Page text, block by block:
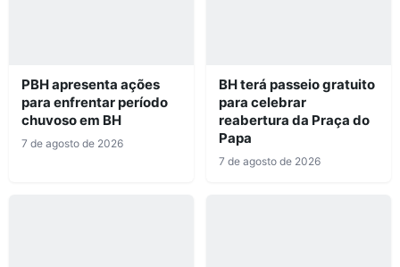
PBH apresenta ações
para enfrentar período
chuvoso em BH
7 de agosto de 2026
BH terá passeio gratuito
para celebrar
reabertura da Praça do
Papa
7 de agosto de 2026